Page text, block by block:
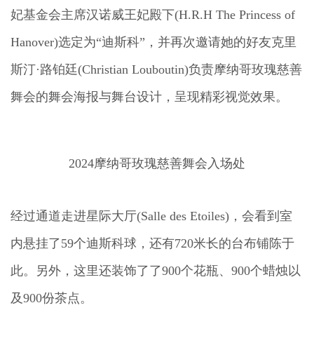
妃基金会主席汉诺威王妃殿下(H.R.H The Princess of
Hanover)选定为“迪斯科”，并再次邀请她的好友克里
斯汀·路铂廷(Christian Louboutin)负责摩纳哥玫瑰慈善
舞会的舞会海报与舞台设计，呈现精彩视觉效果。
2024摩纳哥玫瑰慈善舞会入场处
经过通道走进星际大厅(Salle des Etoiles)，会看到室
内悬挂了59个迪斯科球，还有720米长的台布铺陈于
此。另外，这里还装饰了了900个花瓶、900个蜡烛以
及900份茶点。